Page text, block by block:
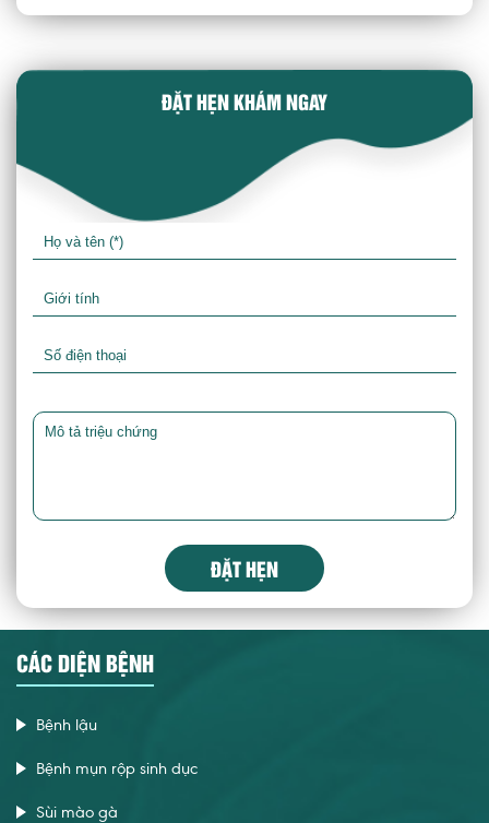
ĐẶT HẸN KHÁM NGAY
ĐẶT HẸN
CÁC DIỆN BỆNH
Bệnh lậu
Bệnh mụn rộp sinh dục
Sùi mào gà